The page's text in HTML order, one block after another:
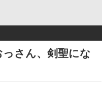
さん、剣聖にな